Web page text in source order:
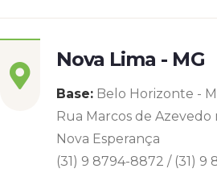
Nova Lima - MG
Base: Belo Horizonte -
Rua Marcos de Azevedo
Nova Esperança
(31) 9 8794-8872 / (31) 9